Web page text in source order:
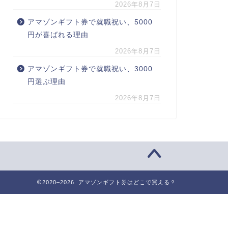
2026年8月7日
アマゾンギフト券で就職祝い、5000
円が喜ばれる理由
2026年8月7日
アマゾンギフト券で就職祝い、3000
円選ぶ理由
2026年8月7日
2020–2026 アマゾンギフト券はどこで買える？